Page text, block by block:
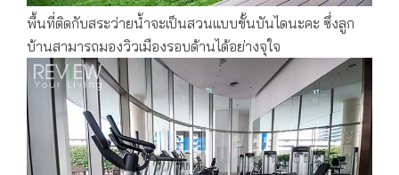
พื้นที่ติดกับสระว่ายน้ำจะเป็นสวนแบบขั้นบันไดนะคะ ซึ่งลูก
บ้านสามารถมองวิวเมืองรอบด้านได้อย่างจุใจ